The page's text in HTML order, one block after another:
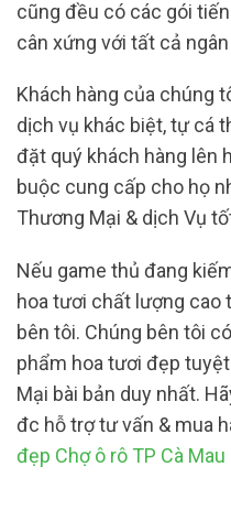
cũng đều có các gói
cân xứng với tất cả
Khách hàng của chúng
dịch vụ khác biệt, tự cá
đặt quý khách hàng lên
buộc cung cấp cho họ
Thương Mại & dịch Vụ
Nếu game thủ đang
hoa tươi chất lượng cao
bên tôi. Chúng bên tôi
phẩm hoa tươi đẹp
Mại bài bản duy nhất.
đc hỗ trợ tư vấn & mua
đẹp Chợ ô rô TP Cà Mau